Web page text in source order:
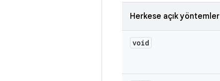
Herkese açık yöntemler
void